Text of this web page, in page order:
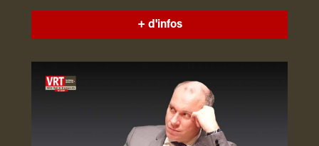
+ d'infos